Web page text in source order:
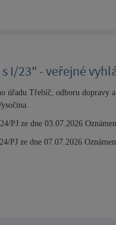
I/23" - veřejné
úřadu Třebíč, odboru dopravy
PJ ze dne 03.07.2026
ze dne 07.07.2026